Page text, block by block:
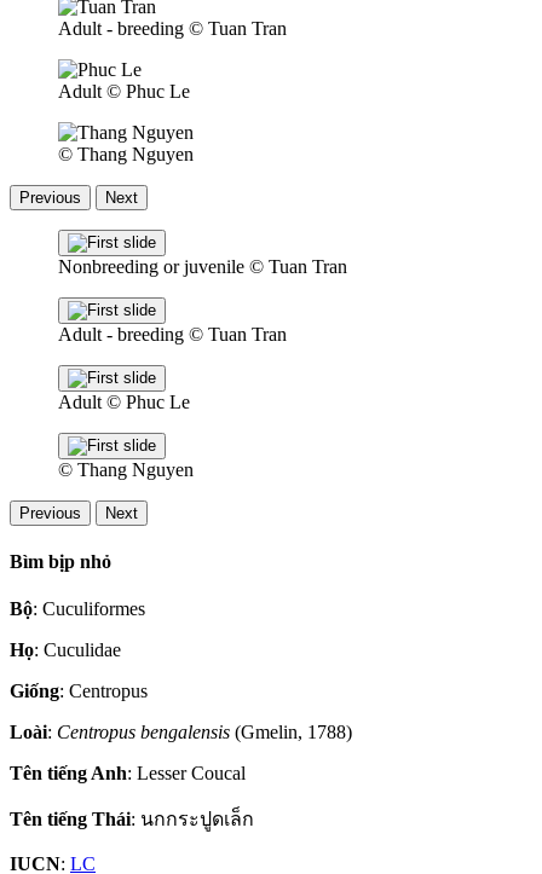
Adult - breeding © Tuan Tran
Adult © Phuc Le
© Thang Nguyen
Previous Next
Nonbreeding or juvenile © Tuan Tran
Adult - breeding © Tuan Tran
Adult © Phuc Le
© Thang Nguyen
Previous Next
Bìm bịp nhỏ
Bộ: Cuculiformes
Họ: Cuculidae
Giống: Centropus
Loài: Centropus bengalensis (Gmelin, 1788)
Tên tiếng Anh: Lesser Coucal
Tên tiếng Thái: นกกระปูดเล็ก
IUCN: LC